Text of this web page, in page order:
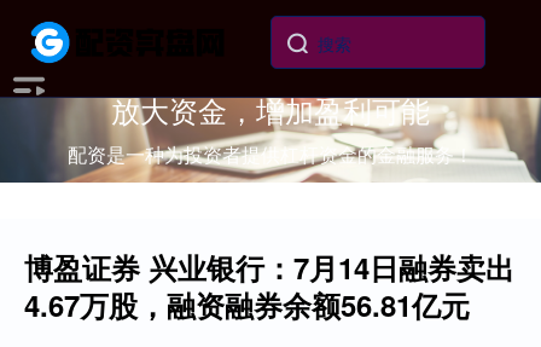
放大资金，增加盈利可能
配资是一种为投资者提供杠杆资金的金融服务！
博盈证券 兴业银行：7月14日融券卖出
4.67万股，融资融券余额56.81亿元